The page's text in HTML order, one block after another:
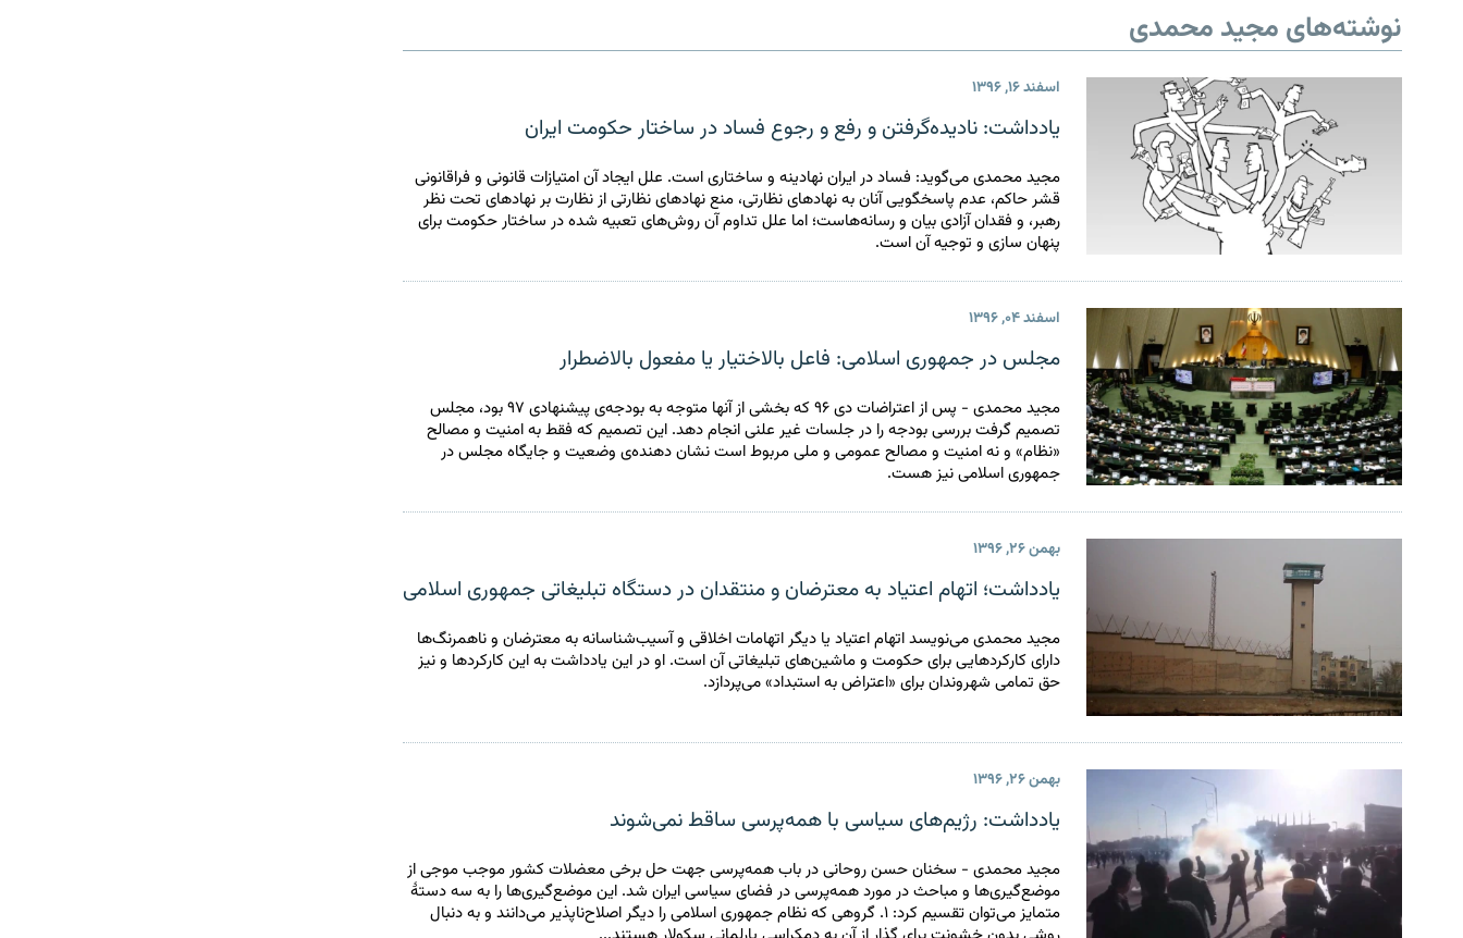
نوشته‌های مجید محمدی
اسفند ۱۶, ۱۳۹۶
یادداشت: نادیده‌گرفتن و رفع و رجوع فساد در ساختار حکومت ایران
مجید محمدی می‌گوید: فساد در ایران نهادینه و ساختاری است. علل ایجاد آن امتیازات قانونی و فراقانونی
قشر حاکم، عدم پاسخگویی آنان به نهادهای نظارتی، منع نهادهای نظارتی از نظارت بر نهادهای تحت نظر
رهبر، و فقدان آزادی بیان و رسانه‌هاست؛ اما علل تداوم آن روش‌های تعبیه شده در ساختار حکومت برای
پنهان سازی و توجیه آن است.
اسفند ۰۴, ۱۳۹۶
مجلس در جمهوری اسلامی: فاعل بالاختیار یا مفعول بالاضطرار
مجید محمدی - پس از اعتراضات دی ۹۶ که بخشی از آنها متوجه به بودجه‌ی پیشنهادی ۹۷ بود، مجلس
تصمیم گرفت بررسی بودجه را در جلسات غیر علنی انجام دهد. این تصمیم که فقط به امنیت و مصالح
«نظام» و نه امنیت و مصالح عمومی و ملی مربوط است نشان دهنده‌ی وضعیت و جایگاه مجلس در
جمهوری اسلامی نیز هست.
بهمن ۲۶, ۱۳۹۶
یادداشت؛ اتهام اعتیاد به معترضان و منتقدان در دستگاه تبلیغاتی جمهوری اسلامی
مجید محمدی می‌نویسد اتهام اعتیاد یا دیگر اتهامات اخلاقی و آسیب‌شناسانه به معترضان و ناهمرنگ‌ها
دارای کارکردهایی برای حکومت و ماشین‌های تبلیغاتی آن است. او در این یادداشت به این کارکردها و نیز
حق تمامی شهروندان برای «اعتراض به استبداد» می‌پردازد.
بهمن ۲۶, ۱۳۹۶
یادداشت: رژیم‌های سیاسی با همه‌پرسی ساقط نمی‌شوند
مجید محمدی - سخنان حسن روحانی در باب همه‌پرسی جهت حل برخی معضلات کشور موجب موجی از
موضع‌گیری‌ها و مباحث در مورد همه‌پرسی در فضای سیاسی ایران شد. این موضع‌گیری‌ها را به سه دستهٔ
متمایز می‌توان تقسیم کرد: ۱. گروهی که نظام جمهوری اسلامی را دیگر اصلاح‌ناپذیر می‌دانند و به دنبال